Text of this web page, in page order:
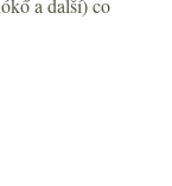
a další) co